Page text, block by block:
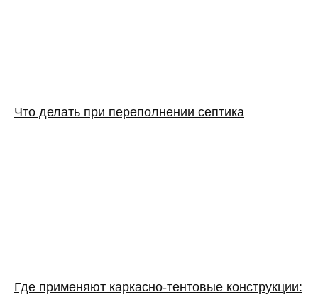
Что делать при переполнении септика
Где применяют каркасно‑тентовые конструкции: